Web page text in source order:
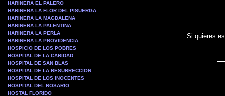
HARINERA EL PALERO
HARINERA LA FLOR DEL PISUERGA
HARINERA LA MAGDALENA
HARINERA LA PALENTINA
HARINERA LA PERLA
HARINERA LA PROVIDENCIA
HOSPICIO DE LOS POBRES
HOSPITAL DE LA CARIDAD
HOSPITAL DE SAN BLAS
HOSPITAL DE LA RESURRECCION
HOSPITAL DE LOS INOCENTES
HOSPITAL DEL ROSARIO
HOSTAL FLORIDO
Si quieres